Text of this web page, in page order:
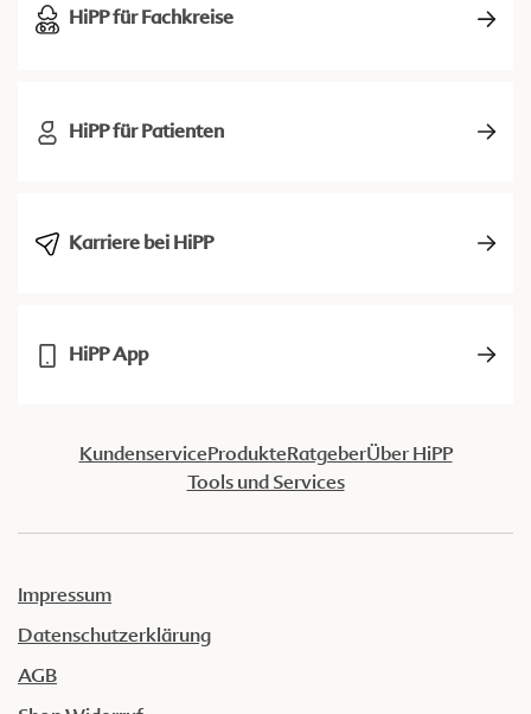
HiPP für Fachkreise
HiPP für Patienten
Karriere bei HiPP
HiPP App
KundenserviceProdukteRatgeberÜber HiPP
Tools und Services
Impressum
Datenschutzerklärung
AGB